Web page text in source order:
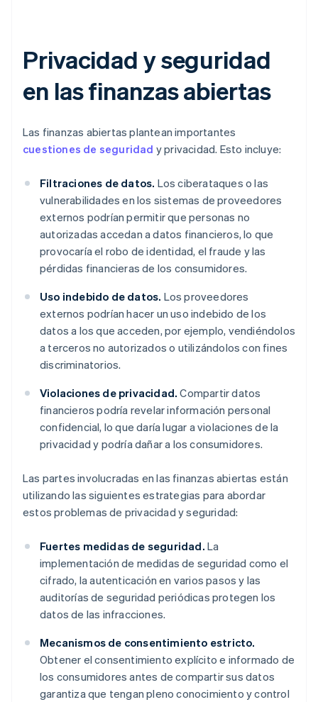
Privacidad y seguridad
en las finanzas abiertas
Las finanzas abiertas plantean importantes
cuestiones de seguridad y privacidad. Esto incluye:
Filtraciones de datos. Los ciberataques o las
vulnerabilidades en los sistemas de proveedores
externos podrían permitir que personas no
autorizadas accedan a datos financieros, lo que
provocaría el robo de identidad, el fraude y las
pérdidas financieras de los consumidores.
Uso indebido de datos. Los proveedores
externos podrían hacer un uso indebido de los
datos a los que acceden, por ejemplo, vendiéndolos
a terceros no autorizados o utilizándolos con fines
discriminatorios.
Violaciones de privacidad. Compartir datos
financieros podría revelar información personal
confidencial, lo que daría lugar a violaciones de la
privacidad y podría dañar a los consumidores.
Las partes involucradas en las finanzas abiertas están
utilizando las siguientes estrategias para abordar
estos problemas de privacidad y seguridad:
Fuertes medidas de seguridad. La
implementación de medidas de seguridad como el
cifrado, la autenticación en varios pasos y las
auditorías de seguridad periódicas protegen los
datos de las infracciones.
Mecanismos de consentimiento estricto.
Obtener el consentimiento explícito e informado de
los consumidores antes de compartir sus datos
garantiza que tengan pleno conocimiento y control